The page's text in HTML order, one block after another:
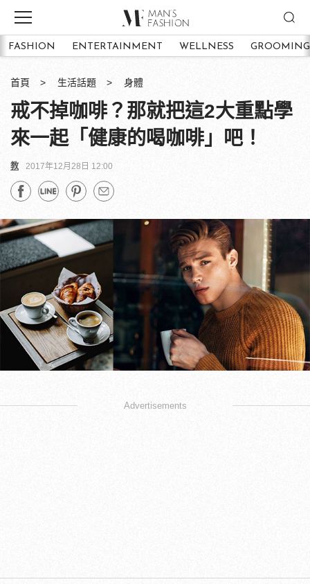
FASHION ENTERTAINMENT WELLNESS GROOMING
首頁 生活話題 身體
戒不掉咖啡？那就把這2大重點學
來一起「健康的喝咖啡」吧！
教 2017年12月28日 12:00
Advertisements